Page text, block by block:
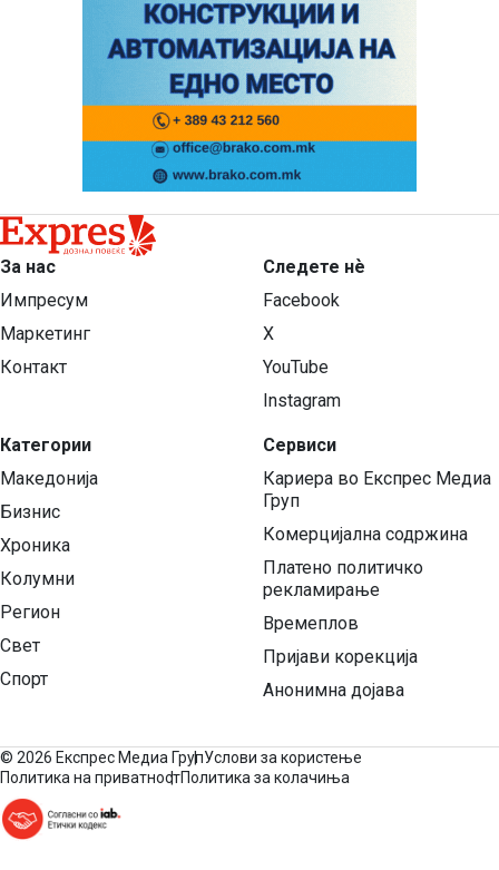
За нас
Импресум
Маркетинг
Контакт
Категории
Македонија
Бизнис
Хроника
Колумни
Регион
Свет
Спорт
Следете нѐ
Facebook
X
YouTube
Instagram
Сервиси
Кариера во Експрес Медиа
Груп
Комерцијална содржина
Платено политичко
рекламирање
Времеплов
Пријави корекција
Анонимна дојава
© 2026 Експрес Медиа ГрупУслови за користење
Политика на приватностПолитика за колачиња